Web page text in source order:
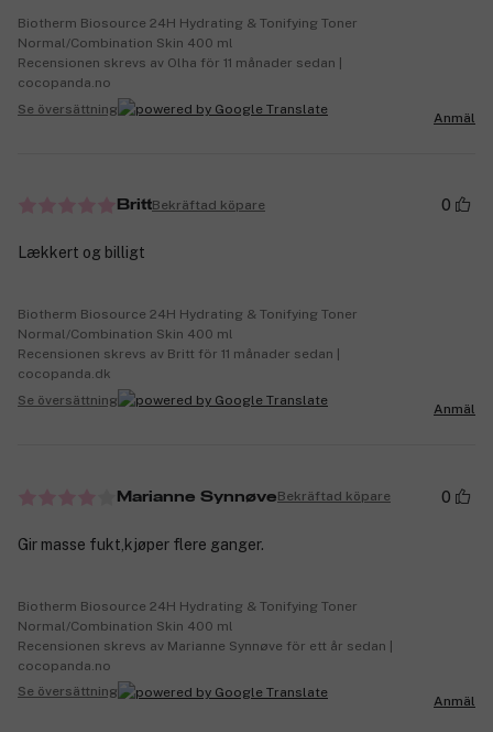
Biotherm Biosource 24H Hydrating & Tonifying Toner
Normal/Combination Skin 400 ml
Recensionen skrevs av Olha för 11 månader sedan |
cocopanda.no
Se översättning
Anmäl
BrittBekräftad köpare 0
Lækkert og billigt
Biotherm Biosource 24H Hydrating & Tonifying Toner
Normal/Combination Skin 400 ml
Recensionen skrevs av Britt för 11 månader sedan |
cocopanda.dk
Se översättning
Anmäl
Marianne SynnøveBekräftad köpare 0
Gir masse fukt,kjøper flere ganger.
Biotherm Biosource 24H Hydrating & Tonifying Toner
Normal/Combination Skin 400 ml
Recensionen skrevs av Marianne Synnøve för ett år sedan |
cocopanda.no
Se översättning
Anmäl